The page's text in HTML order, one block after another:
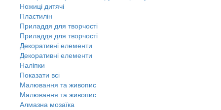
Ножиці дитячі
Пластилін
Приладдя для творчості
Приладдя для творчості
Декоративні елементи
Декоративні елементи
Налiпки
Показати всі
Малювання та живопис
Малювання та живопис
Алмазна мозаїка